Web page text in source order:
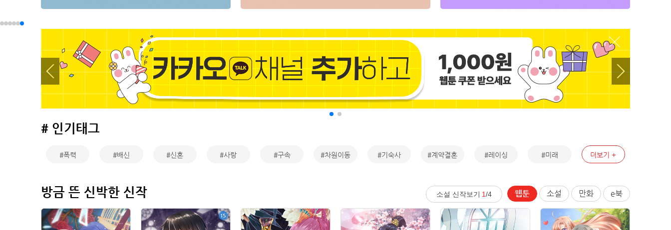
# 인기태그
#폭력 #배신 #신혼 #사랑 #구속 #차원이동 #기숙사 #계약결혼 #레이싱 #미래 더보기
방금 뜬 신박한 신작 소설 신작보기 1/4 웹툰 소설 만화 e북